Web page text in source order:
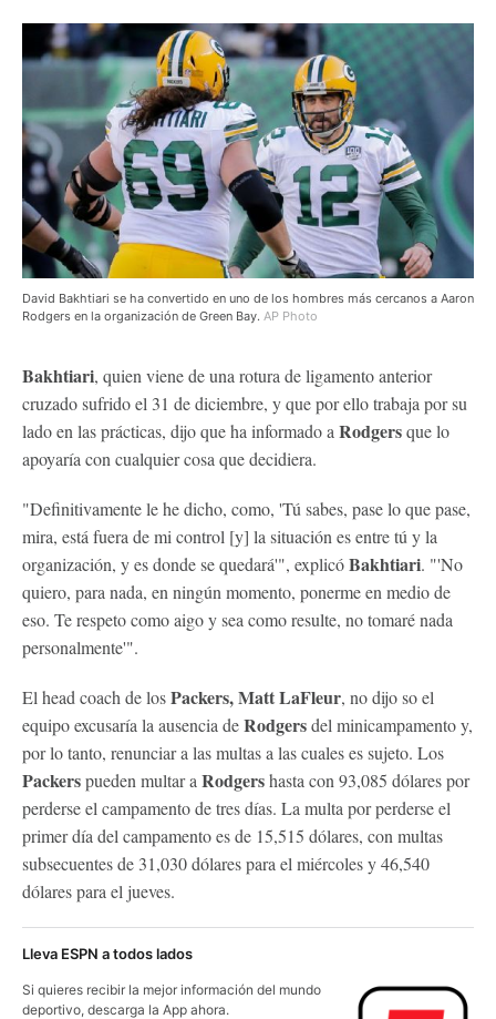
David Bakhtiari se ha convertido en uno de los hombres más cercanos a Aaron
Rodgers en la organización de Green Bay. AP Photo
Bakhtiari, quien viene de una rotura de ligamento anterior
cruzado sufrido el 31 de diciembre, y que por ello trabaja por su
lado en las prácticas, dijo que ha informado a Rodgersque lo
apoyaría con cualquier cosa que decidiera.
"Definitivamente le he dicho, como, 'Tú sabes, pase lo que pase,
mira, está fuera de mi control [y] la situación es entre tú y la
organización, y es donde se quedará'", explicóBakhtiari. "'No
quiero, para nada, en ningún momento, ponerme en medio de
eso. Te respeto como aigo y sea como resulte, no tomaré nada
personalmente'".
El head coach de losPackers, Matt LaFleur, no dijo so el
equipo excusaría la ausencia deRodgersdel minicampamento y,
por lo tanto, renunciar a las multas a las cuales es sujeto. Los
Packerspueden multar a Rodgershasta con 93,085 dólares por
perderse el campamento de tres días. La multa por perderse el
primer día del campamento es de 15,515 dólares, con multas
subsecuentes de 31,030 dólares para el miércoles y 46,540
dólares para el jueves.
Lleva ESPN a todos lados
Si quieres recibir la mejor información del mundo
deportivo, descarga la App ahora.